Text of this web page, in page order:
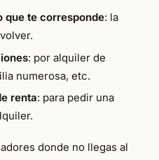
que te corresponde: la
: por alquiler de
numerosa, etc.
renta: para pedir una
donde no llegas al